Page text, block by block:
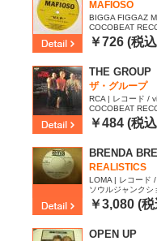
MAFIOSO
BIGGA FIGGAZ
h | EX- | EX
COCOBEAT
￥726 (税
THE GROUP
ザ・グループ
RCA | レコード /
COCOBEAT
21
￥484 (税
BRENDA
REALISTICS
LOMA | レコード
ソウルジャンク
075
￥3,080 (
OPEN UP